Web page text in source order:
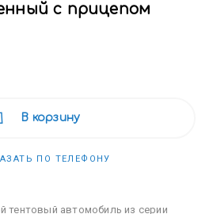
с прицепом
В корзину
ПО ТЕЛЕФОНУ
тентовый автомобиль из серии